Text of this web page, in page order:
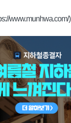
www.munhwa.com/)